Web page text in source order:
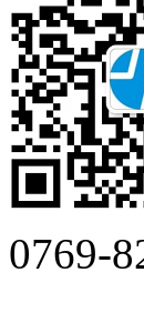
0769-